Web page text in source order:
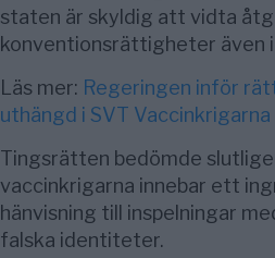
staten är skyldig att vidta
konventionsrättigheter även
Läs mer: Regeringen inför
uthängd i SVT Vaccinkrigarna
Tingsrätten bedömde
vaccinkrigarna innebar ett
hänvisning till inspelningar
falska identiteter.